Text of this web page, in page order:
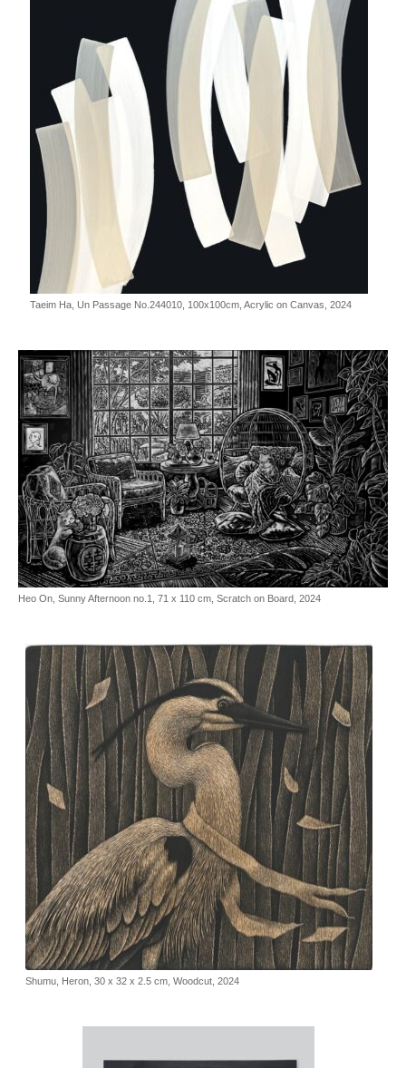
Taeim Ha, Un Passage No.244010, 100x100cm, Acrylic on Canvas, 2024
Heo On, Sunny Afternoon no.1, 71 x 110 cm, Scratch on Board, 2024
Shumu, Heron, 30 x 32 x 2.5 cm, Woodcut, 2024